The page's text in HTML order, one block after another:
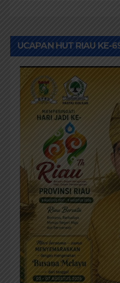
UCAPAN HUT RIAU KE-